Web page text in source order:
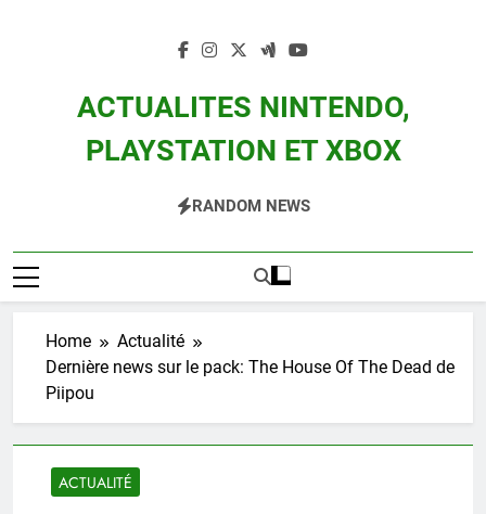
ACTUALITES NINTENDO,
PLAYSTATION ET XBOX
Zelda, Splatoon, Pokemon Entre Autres
RANDOM NEWS
Home
Actualité
Dernière news sur le pack: The House Of The Dead de
Piipou
ACTUALITÉ